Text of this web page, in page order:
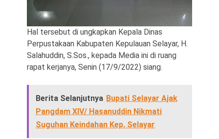
Hal tersebut di ungkapkan Kepala Dinas
Perpustakaan Kabupaten Kepulauan Selayar, H.
Salahuddin, S.Sos., kepada Media ini di ruang
rapat kerjanya, Senin (17/9/2022) siang.
Berita Selanjutnya Bupati Selayar Ajak
Pangdam XIV/ Hasanuddin Nikmati
Suguhan Keindahan Kep. Selayar